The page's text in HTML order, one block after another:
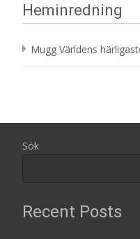
Heminredning
Mugg Världens
Sök
Recent Posts